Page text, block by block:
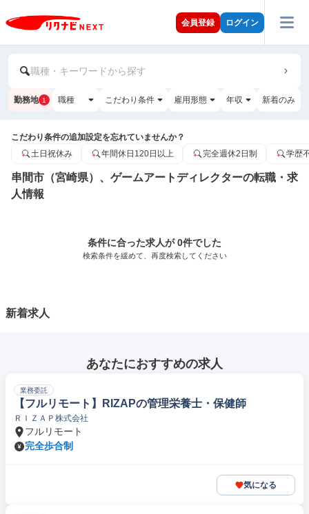
会員登録 ログイン
職種・キーワードから探す
勤務地 1 職種 こだわり条件 雇用形態 年収 新着のみ
こだわり条件の追加設定を忘れていませんか？
土日祝休み
年間休日120日以上 完全週休2日制 学歴
串間市（宮崎県）、ゲームアートディレクターの転職・求
人情報
条件に合った求人が 0件でした
検索条件を緩めて、再度検索してください
新着求人
あなたにおすすめの求人
業務委託
【フルリモート】RIZAPの管理栄養士・保健師
ＲＩＺＡＰ株式会社
フルリモート
完全歩合制
気になる